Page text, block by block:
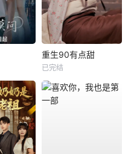
重生90有点甜
已完结